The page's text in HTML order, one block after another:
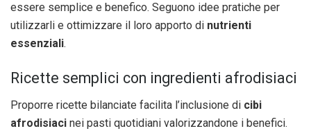
essere semplice e benefico. Seguono idee pratiche per
utilizzarli e ottimizzare il loro apporto di nutrienti
essenziali.
Ricette semplici con ingredienti afrodisiaci
Proporre ricette bilanciate facilita l’inclusione di cibi
afrodisiaci nei pasti quotidiani valorizzandone i benefici.